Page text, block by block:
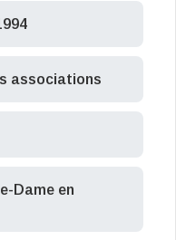
associations
Dame en